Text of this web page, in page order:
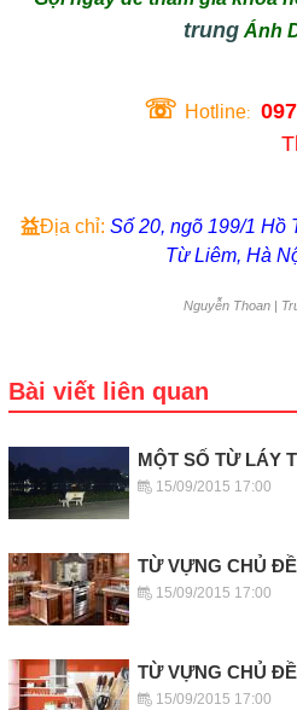
trungÁnh
☏ Hotline:
益Địa chỉ: Số 20, ngõ 199/1 Hồ
Từ Liêm, Hà
Nguyễn Thoan |
Bài viết liên quan
MỘT SỐ TỪ LÁY
15/09/2015 17:00
TỪ VỰNG CHỦ
15/09/2015 17:00
TỪ VỰNG CHỦ
15/09/2015 17:00